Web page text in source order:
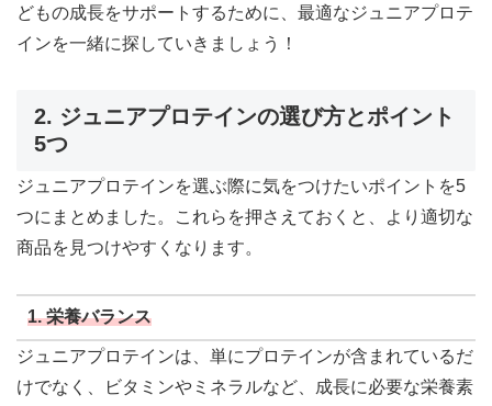
どもの成長をサポートするために、最適なジュニアプロテ
インを一緒に探していきましょう！
2. ジュニアプロテインの選び方とポイント
5つ
ジュニアプロテインを選ぶ際に気をつけたいポイントを5
つにまとめました。これらを押さえておくと、より適切な
商品を見つけやすくなります。
1.栄養バランス
ジュニアプロテインは、単にプロテインが含まれているだ
けでなく、ビタミンやミネラルなど、成長に必要な栄養素